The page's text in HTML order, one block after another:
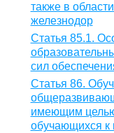
также в
железнодор
Статья 85.1.
сил
Статья 86.
имеющим целью
обучающихся к